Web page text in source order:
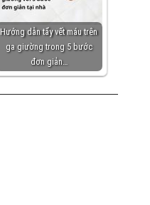
Hướng dẫn tẩy vết máu trên
ga giường trong 5 bước
đơn giản…